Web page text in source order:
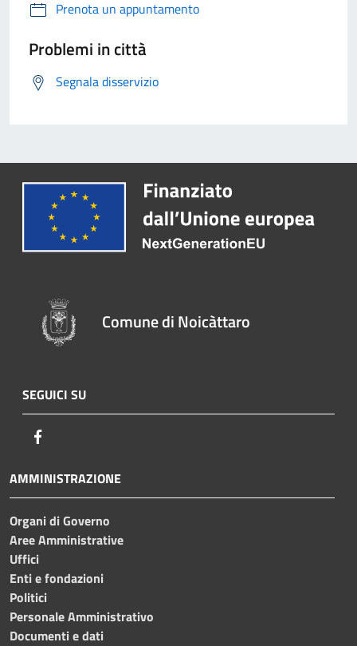
Prenota un appuntamento
Problemi in città
Segnala disservizio
Comune di Noicàttaro
SEGUICI SU
AMMINISTRAZIONE
Organi di Governo
Aree Amministrative
Uffici
Enti e fondazioni
Politici
Personale Amministrativo
Documenti e dati